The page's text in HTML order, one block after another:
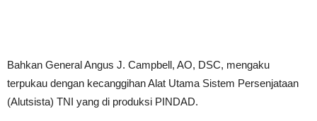
Bahkan General Angus J. Campbell, AO, DSC, mengaku
terpukau dengan kecanggihan Alat Utama Sistem Persenjataan
(Alutsista) TNI yang di produksi PINDAD.